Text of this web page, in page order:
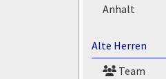
Anhalt
Alte Herren
Team